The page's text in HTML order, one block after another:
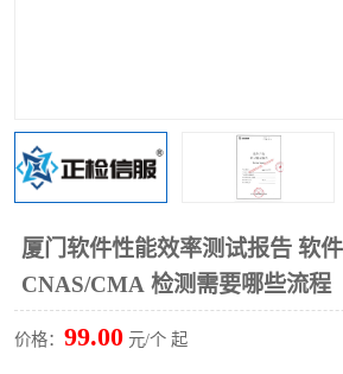
厦门软件性能效率测试报告 软
CNAS/CMA 检测需要哪些流程
价格： 99.00 元/个 起